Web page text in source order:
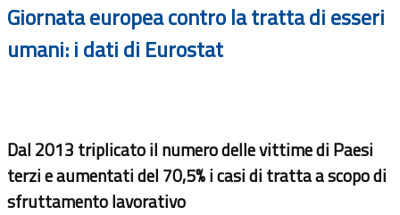
Giornata europea contro la tratta di esseri
umani: i dati di Eurostat
Dal 2013 triplicato il numero delle vittime di Paesi
terzi e aumentati del 70,5% i casi di tratta a scopo di
sfruttamento lavorativo